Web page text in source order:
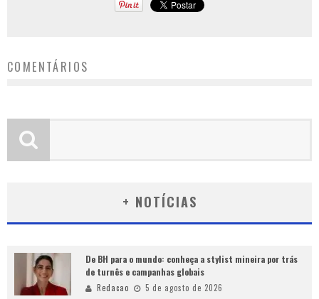
COMENTÁRIOS
+ NOTÍCIAS
De BH para o mundo: conheça a stylist mineira por trás
de turnês e campanhas globais
Redacao 5 de agosto de 2026